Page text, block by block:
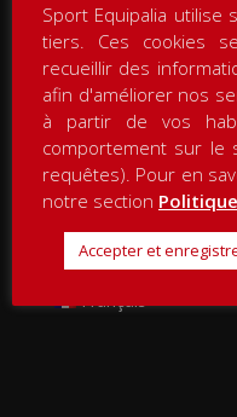
SUIVEZ-NOUS
Facebook
LinkedIn
Instagram
LANGUES
Français
Sport Equipalia utilise
tiers. Ces cookies
recueillir des
afin d'améliorer nos
à partir de vos
comportement sur le
requêtes). Pour en
notre section
Accepter et